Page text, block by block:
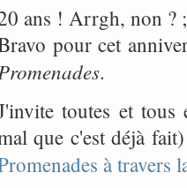
ans ! Arrgh, non ?
pour cet
.
toutes et tous
que c'est déjà
à travers